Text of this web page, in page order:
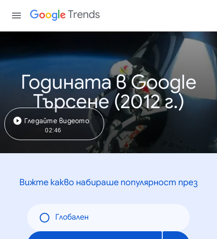
Trends
Годината в Google
Търсене (2012 г.)
Гледайте видеото
02:46
Вижте какво набираше популярност през
Глобален